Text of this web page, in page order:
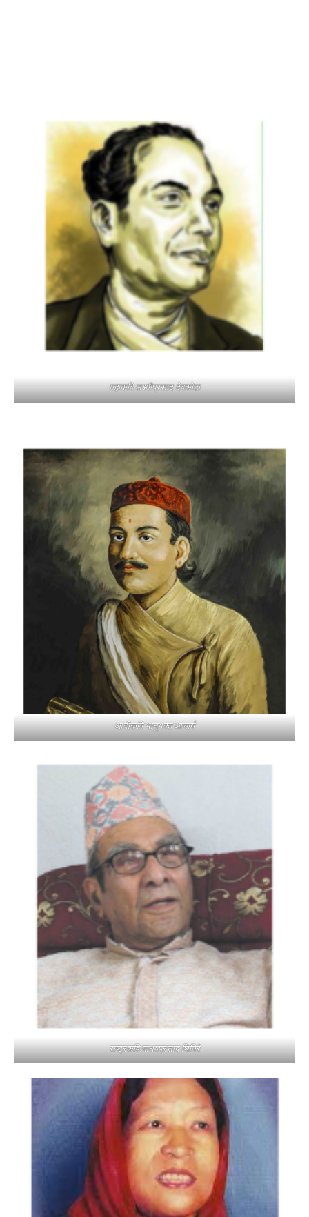
महाकवि लक्ष्मीप्रसाद देवकोटा
आदीकवि भानुभक्त आचार्य
राष्ट्रकवि माधवप्रसाद घिमिरे